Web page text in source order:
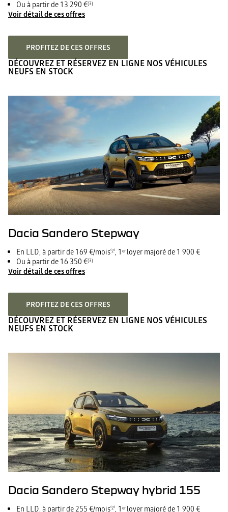
Ou à partir de 13 290 €(3)
Voir détail de ces offres
PROFITEZ DE CES OFFRES
DÉCOUVREZ ET RÉSERVEZ EN LIGNE NOS VÉHICULES
NEUFS EN STOCK
Dacia Sandero Stepway
En LLD, à partir de 169 €/mois⁽2⁾, 1 er loyer majoré de 1 900 €
Ou à partir de 16 350 €(3)
Voir détail de ces offres
PROFITEZ DE CES OFFRES
DÉCOUVREZ ET RÉSERVEZ EN LIGNE NOS VÉHICULES
NEUFS EN STOCK
Dacia Sandero Stepway hybrid 155
En LLD, à partir de 255 €/mois⁽2⁾, 1 er loyer majoré de 1 900 €